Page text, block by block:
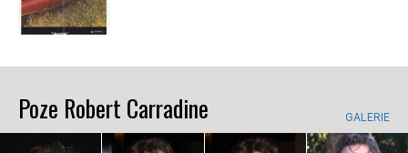
Poze Robert Carradine GALERIE